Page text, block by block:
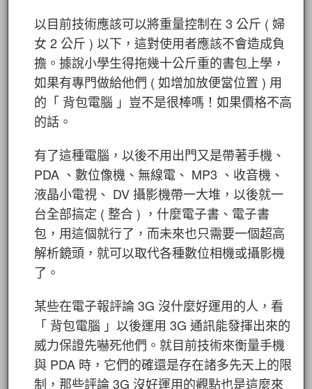
以目前技術應該可以將重量控制在 3 公斤 ( 婦
女 2 公斤 ) 以下，這對使用者應該不會造成負
擔。據說小學生得拖幾十公斤重的書包上學，
如果有專門做給他們 ( 如增加放便當位置 ) 用
的「 背包電腦 」豈不是很棒嗎！如果價格不高
的話。
有了這種電腦，以後不用出門又是帶著手機、
PDA 、數位像機、無線電、 MP3 、收音機、
液晶小電視、 DV 攝影機帶一大堆，以後就一
台全部搞定 ( 整合 ) ，什麼電子書、電子書
包，用這個就行了，而未來也只需要一個超高
解析鏡頭，就可以取代各種數位相機或攝影機
了。
某些在電子報評論 3G 沒什麼好運用的人，看
「 背包電腦 」以後運用 3G 通訊能發揮出來的
威力保證先嚇死他們。就目前技術來衡量手機
與 PDA 時，它們的確還是存在諸多先天上的限
制，那些評論 3G 沒好運用的觀點也是這麼來